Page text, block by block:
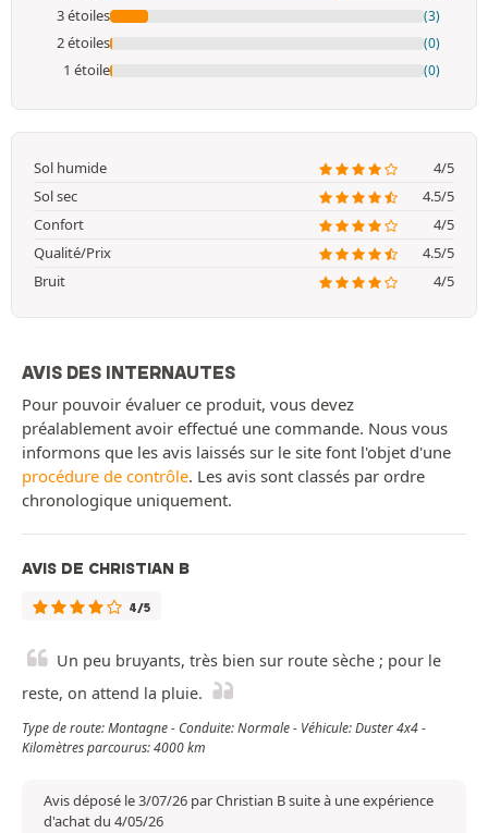
3 étoiles (3)
2 étoiles (0)
1 étoile (0)
Sol humide
4/5
Sol sec
4.5/5
Confort
4/5
Qualité/Prix
4.5/5
Bruit
4/5
AVIS DES INTERNAUTES
Pour pouvoir évaluer ce produit, vous devez
préalablement avoir effectué une commande. Nous vous
informons que les avis laissés sur le site font l'objet d'une
procédure de contrôle. Les avis sont classés par ordre
chronologique uniquement.
AVIS DE CHRISTIAN B
4/5
Un peu bruyants, très bien sur route sèche ; pour le
reste, on attend la pluie.
Type de route: Montagne - Conduite: Normale - Véhicule: Duster 4x4 -
Kilomètres parcourus: 4000 km
Avis déposé le 3/07/26 par Christian B suite à une expérience
d'achat du 4/05/26